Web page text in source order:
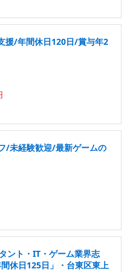
援/年間休日120日/賞与年2
/未経験歓迎/最新ゲームの
ント・IT・ゲーム業界志
休日125日」・台東区東上